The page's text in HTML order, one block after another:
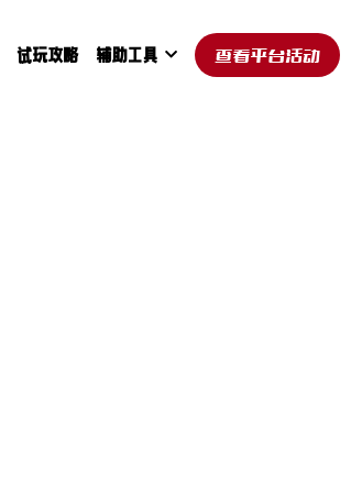
试玩攻略 辅助工具 查看平台活动